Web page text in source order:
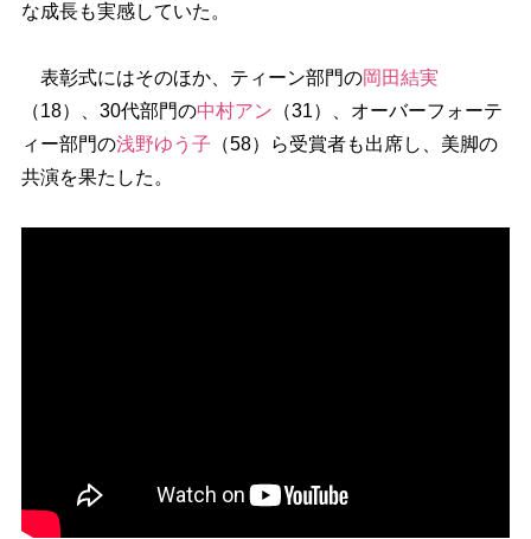
な成長も実感していた。
表彰式にはそのほか、ティーン部門の岡田結実
（18）、30代部門の中村アン （31）、オーバーフォーテ
ィー部門の浅野ゆう子 （58）ら受賞者も出席し、美脚の
共演を果たした。